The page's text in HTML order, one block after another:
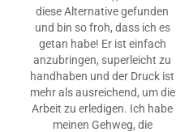
diese Alternative gefunden
und bin so froh, dass ich es
getan habe! Er ist einfach
anzubringen, superleicht zu
handhaben und der Druck ist
mehr als ausreichend, um die
Arbeit zu erledigen. Ich habe
meinen Gehweg, die